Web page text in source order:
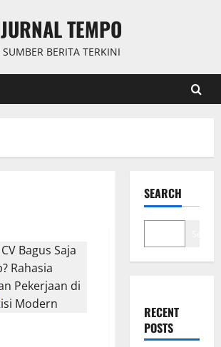
JURNAL TEMPO
SUMBER BERITA TERKINI
SEARCH
RECENT
POSTS